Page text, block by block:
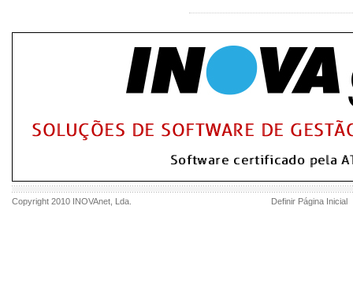
Copyright 2010 INOVAnet , Lda. Definir Página Inicial